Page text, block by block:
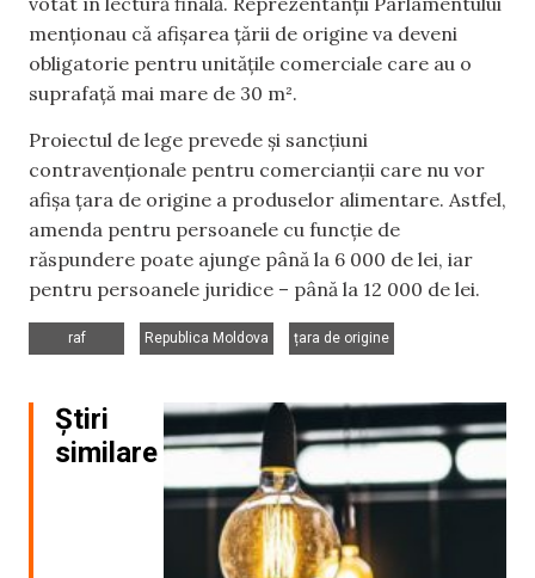
menționau că afișarea țării de origine va deveni
obligatorie pentru unitățile comerciale care au o
suprafață mai mare de 30 m².
Proiectul de lege prevede și sancțiuni
contravenționale pentru comercianții care nu vor
afișa țara de origine a produselor alimentare. Astfel,
amenda pentru persoanele cu funcție de
răspundere poate ajunge până la 6 000 de lei, iar
pentru persoanele juridice – până la 12 000 de lei.
raf
Republica Moldova
țara de origine
Știri
similare